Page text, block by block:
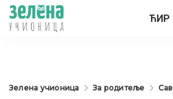
ЋИР
Зелена учионица За родитеље